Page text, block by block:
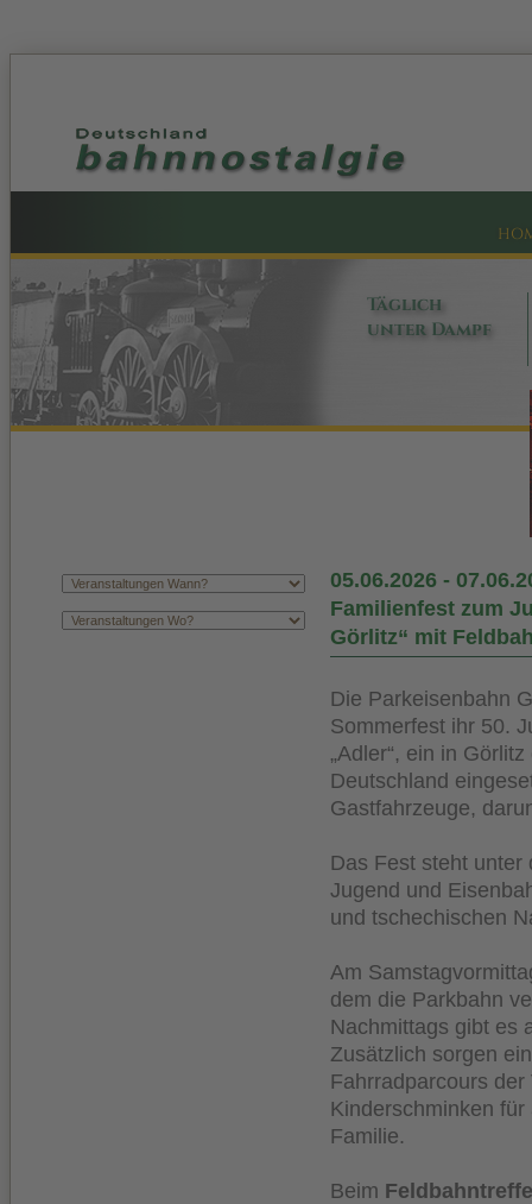
Täglich
unter Dampf
05.06.2026 -
Familienfest zum
Görlitz“ mit
Die Parkeisenbahn
Sommerfest ihr 50.
„Adler“, ein in
Deutschland
Gastfahrzeuge,
Das Fest steht unter
Jugend und
und tschechischen
Am
dem die Parkbahn
Nachmittags gibt es
Zusätzlich sorgen
Fahrradparcours
Kinderschminken
Familie.
Beim